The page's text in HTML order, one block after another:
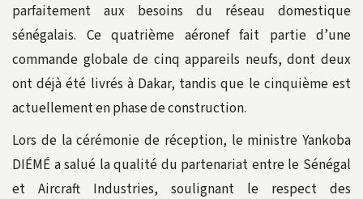
parfaitement aux besoins du réseau domestique
sénégalais. Ce quatrième aéronef fait partie d’une
commande globale de cinq appareils neufs, dont deux
ont déjà été livrés à Dakar, tandis que le cinquième est
actuellement en phase de construction.
Lors de la cérémonie de réception, le ministre Yankoba
DIÉMÉ a salué la qualité du partenariat entre le Sénégal
et Aircraft Industries, soulignant le respect des